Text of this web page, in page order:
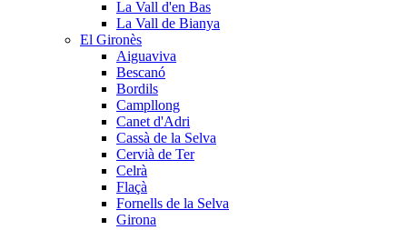
La Vall d'en Bas
La Vall de Bianya
El Gironès
Aiguaviva
Bescanó
Bordils
Campllong
Canet d'Adri
Cassà de la Selva
Cervià de Ter
Celrà
Flaçà
Fornells de la Selva
Girona